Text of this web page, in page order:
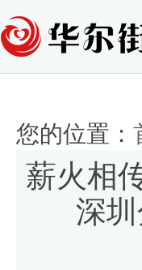
您的位置：
薪火相
深